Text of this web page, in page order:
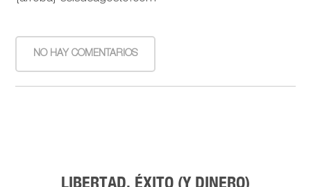
NO HAY COMENTARIOS
LIBERTAD, ÉXITO (Y DINERO)